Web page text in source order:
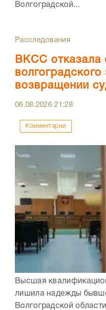
Волгоградской...
Расследования
ВКСС отказала
возвращении
06.08.202621:28
Комментарии
Высшая
лишила надежды
Волгоградской